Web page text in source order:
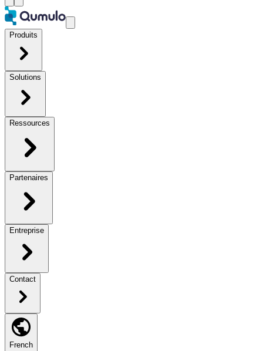
Produits
Solutions
Ressources
Partenaires
Entreprise
Contact
French